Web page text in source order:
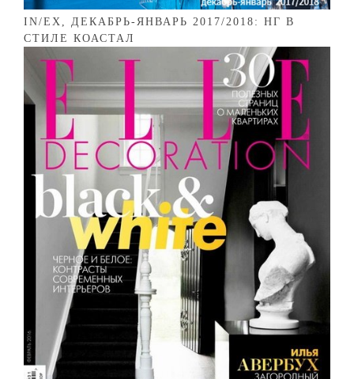
IN/EX, ДЕКАБРЬ-ЯНВАРЬ 2017/2018: НГ В
СТИЛЕ КОАСТАЛ